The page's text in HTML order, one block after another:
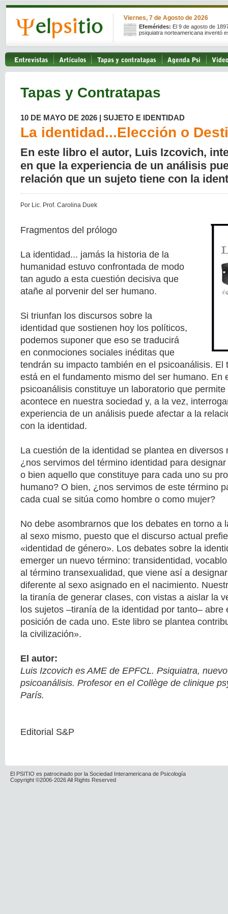
Viernes, 7 de Agosto de 2026
Efemérides: El 9 de agosto de
psiquiatra norteamericana inventó
Tapas y Contratapas
10 DE MAYO DE 2026 | SUJETO E IDENTIDAD
La identidad...Elección o
En este libro el autor, Luis Izcovich,
en que la experiencia de un análisis
relación que un sujeto tiene con la
Por Lic. Prof. Carolina Duek
Fragmentos del prólogo
La identidad... jamás la historia de la
humanidad estuvo confrontada de modo
tan agudo a esta cuestión decisiva que
atañe al porvenir del ser humano.
Si triunfan los discursos sobre la
identidad que sostienen hoy los políticos,
podemos suponer que eso se traducirá
en conmociones sociales inéditas que
tendrán su impacto también en el psicoanálisis. El
está en el fundamento mismo del ser humano. En
psicoanálisis constituye un laboratorio que
acontece en nuestra sociedad y, a la vez,
experiencia de un análisis puede afectar a la
con la identidad.
La cuestión de la identidad se plantea en diversos
¿nos servimos del término identidad para
o bien aquello que constituye para cada uno su
humano? O bien, ¿nos servimos de este término
cada cual se sitúa como hombre o como mujer?
No debe asombrarnos que los debates en torno a
al sexo mismo, puesto que el discurso actual
«identidad de género». Los debates sobre la
emerger un nuevo término: transidentidad,
al término transexualidad, que viene así a
diferente al sexo asignado en el nacimiento.
la tiranía de generar clases, con vistas a aislar la
los sujetos –tiranía de la identidad por tanto– abre
posición de cada uno. Este libro se plantea
la civilización».
El autor:
Luis Izcovich es AME de EPFCL. Psiquiatra,
psicoanálisis. Profesor en el Collège de clinique
París.
Editorial S&P
El PSITIO es patrocinado por la Sociedad Interamericana de Psicología
Copyright ©2006-2026 All Rights Reserved